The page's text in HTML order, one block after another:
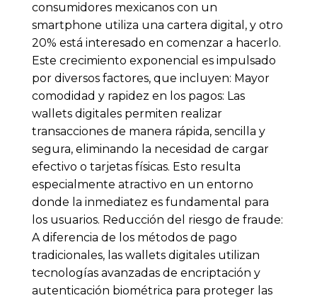
consumidores mexicanos con un
smartphone utiliza una cartera digital, y otro
20% está interesado en comenzar a hacerlo.
Este crecimiento exponencial es impulsado
por diversos factores, que incluyen: Mayor
comodidad y rapidez en los pagos: Las
wallets digitales permiten realizar
transacciones de manera rápida, sencilla y
segura, eliminando la necesidad de cargar
efectivo o tarjetas físicas. Esto resulta
especialmente atractivo en un entorno
donde la inmediatez es fundamental para
los usuarios. Reducción del riesgo de fraude:
A diferencia de los métodos de pago
tradicionales, las wallets digitales utilizan
tecnologías avanzadas de encriptación y
autenticación biométrica para proteger las